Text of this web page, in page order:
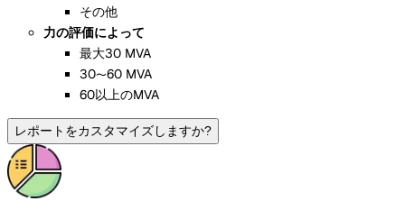
その他
力の評価によって
最大30 MVA
30〜60 MVA
60以上のMVA
レポートをカスタマイズしますか?